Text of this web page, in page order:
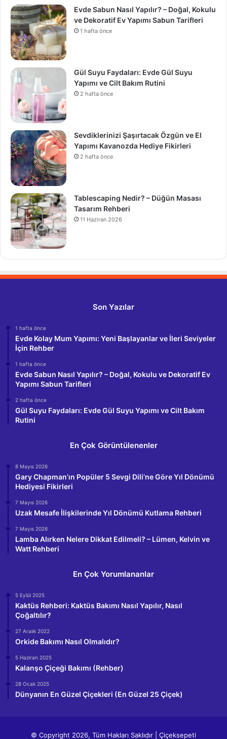
Evde Sabun Nasıl Yapılır? – Doğal, Kokulu
ve Dekoratif Ev Yapımı Sabun Tarifleri
1 hafta önce
Gül Suyu Faydaları: Evde Gül Suyu
Yapımı ve Cilt Bakım Rutini
2 hafta önce
Sevdiklerinizi Şaşırtacak Özgün ve El
Yapımı Kavanozda Hediye Fikirleri
2 hafta önce
Tablescaping Nedir? – Düğün Masası
Tasarım Rehberi
11 Haziran 2026
Son Yazılar
1 hafta önce
Evde Kolay Mum Yapımı: Yeni Başlayanlar ve İleri Seviyeler
İçin Rehber
1 hafta önce
Evde Sabun Nasıl Yapılır? – Doğal, Kokulu ve Dekoratif Ev
Yapımı Sabun Tarifleri
2 hafta önce
Gül Suyu Faydaları: Evde Gül Suyu Yapımı ve Cilt Bakım
Rutini
En Çok Görüntülenenler
8 Mayıs 2026
Gary Chapman’ın Popüler 5 Sevgi Dili’ne Göre Yıl Dönümü
Hediyesi Fikirleri
7 Mayıs 2026
Uzak Mesafe İlişkilerinde Yıl Dönümü Kutlama Rehberi
7 Mayıs 2026
Lamba Alırken Nelere Dikkat Edilmeli? – Lümen, Kelvin ve
Watt Rehberi
En Çok Yorumlananlar
5 Eylül 2025
Kaktüs Rehberi: Kaktüs Bakımı Nasıl Yapılır, Nasıl
Çoğaltılır?
27 Aralık 2022
Orkide Bakımı Nasıl Olmalıdır?
5 Haziran 2025
Kalanşo Çiçeği Bakımı (Rehber)
28 Ocak 2025
Dünyanın En Güzel Çiçekleri (En Güzel 25 Çiçek)
© Copyright 2026, Tüm Hakları Saklıdır | Çiçeksepeti